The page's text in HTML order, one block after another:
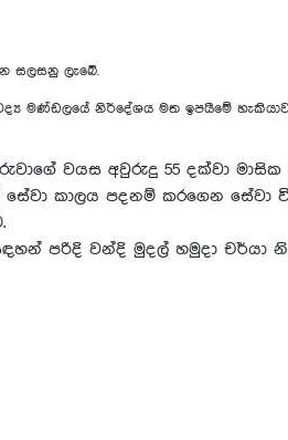
සලසනු ලැබේ.
නිර්දේශය මත ඉපයීමේ හැකියාව
වයස අවුරුදු 55 දක්වා
කාලය පදනම් කරගෙන සේවා
සඳහන් පරිදි වන්දි මුදල් හමුදා